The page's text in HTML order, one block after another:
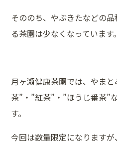
そののち、やぶきたなどの
る茶園は少なくなっています。
月ヶ瀬健康茶園では、やま
茶”・”紅茶”・”ほうじ番茶”
す。
今回は数量限定になります